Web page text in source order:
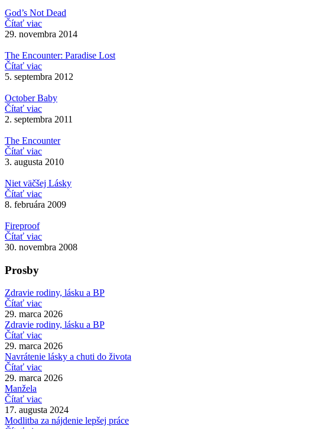
God’s Not Dead
Čítať viac
29. novembra 2014
The Encounter: Paradise Lost
Čítať viac
5. septembra 2012
October Baby
Čítať viac
2. septembra 2011
The Encounter
Čítať viac
3. augusta 2010
Niet väčšej Lásky
Čítať viac
8. februára 2009
Fireproof
Čítať viac
30. novembra 2008
Prosby
Zdravie rodiny, lásku a BP
Čítať viac
29. marca 2026
Zdravie rodiny, lásku a BP
Čítať viac
29. marca 2026
Navrátenie lásky a chuti do života
Čítať viac
29. marca 2026
Manžela
Čítať viac
17. augusta 2024
Modlitba za nájdenie lepšej práce